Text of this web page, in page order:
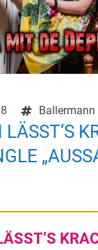
Ballermann